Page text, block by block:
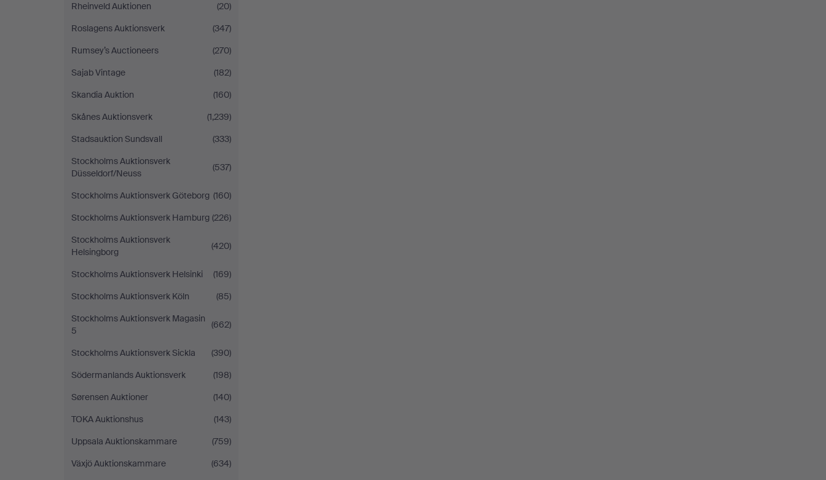
Rheinveld Auktionen
(20)
Roslagens Auktionsverk
(347)
Rumsey’s Auctioneers
(270)
Sajab Vintage
(182)
Skandia Auktion
(160)
Skånes Auktionsverk
(1,239)
Stadsauktion Sundsvall
(333)
Stockholms Auktionsverk
Düsseldorf/Neuss
(537)
Stockholms Auktionsverk Göteborg (160)
Stockholms Auktionsverk Hamburg (226)
Stockholms Auktionsverk
Helsingborg
(420)
Stockholms Auktionsverk Helsinki
(169)
Stockholms Auktionsverk Köln
(85)
Stockholms Auktionsverk Magasin
5
(662)
Stockholms Auktionsverk Sickla
(390)
Södermanlands Auktionsverk
(198)
Sørensen Auktioner
(140)
TOKA Auktionshus
(143)
Uppsala Auktionskammare
(759)
Växjö Auktionskammare
(634)